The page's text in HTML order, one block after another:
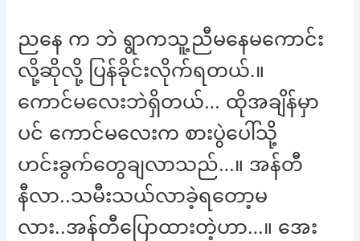
ညနေ က ဘဲ ရွာကသူ့ညီမနေမကောင်း
လို့ဆိုလို့ ပြန်ခိုင်းလိုက်ရတယ်.။
ကောင်မလေးဘဲရှိတယ်… ထိုအချိန်မှာ
ပင် ကောင်မလေးက စားပွဲပေါ်သို့
ဟင်းခွက်တွေချလာသည်…။ အန်တီ
နီလာ..သမီးသယ်လာခဲ့ရတော့မ
လား..အန်တီပြောထားတဲ့ဟာ…။ အေး